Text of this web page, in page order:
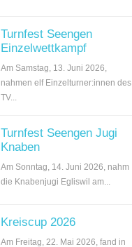
Turnfest Seengen
Einzelwettkampf
Am Samstag, 13. Juni 2026,
nahmen elf Einzelturner:innen des
TV...
Turnfest Seengen Jugi
Knaben
Am Sonntag, 14. Juni 2026, nahm
die Knabenjugi Egliswil am...
Kreiscup 2026
Am Freitag, 22. Mai 2026, fand in